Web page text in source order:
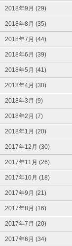
2018年9月 (29)
2018年8月 (35)
2018年7月 (44)
2018年6月 (39)
2018年5月 (41)
2018年4月 (30)
2018年3月 (9)
2018年2月 (7)
2018年1月 (20)
2017年12月 (30)
2017年11月 (26)
2017年10月 (18)
2017年9月 (21)
2017年8月 (16)
2017年7月 (20)
2017年6月 (34)